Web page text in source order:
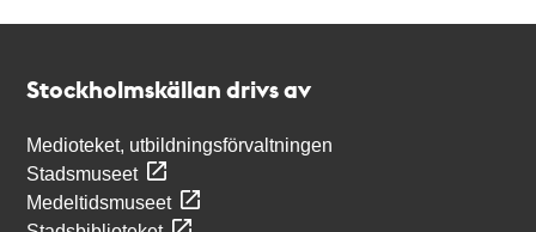
Stockholmskällan drivs av
Medioteket, utbildningsförvaltningen
Stadsmuseet
Medeltidsmuseet